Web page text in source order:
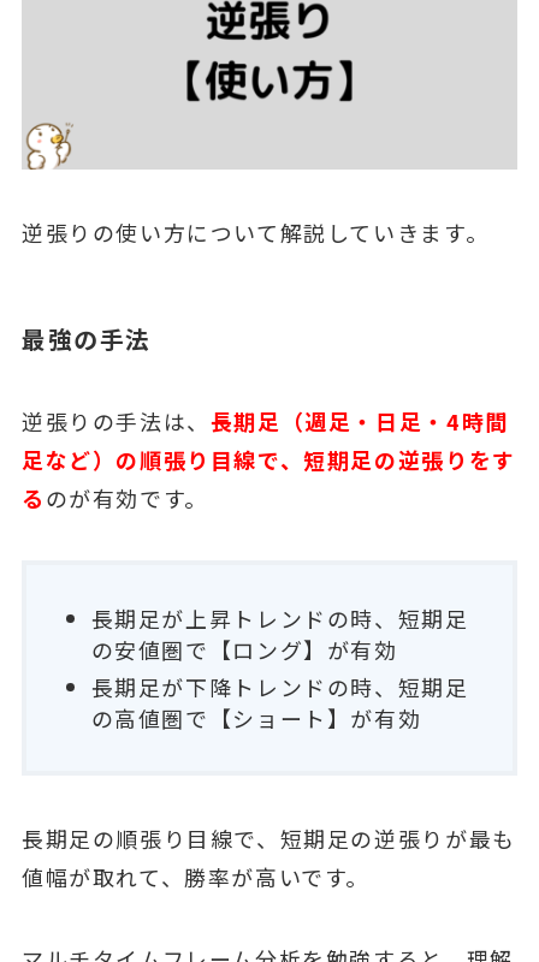
逆張りの使い方について解説していきます。
最強の手法
逆張りの手法は、 長期足（週足・日足・4時間
足など）の順張り目線で、短期足の逆張りをす
るのが有効です。
長期足が上昇トレンドの時、短期足
の安値圏で【ロング】が有効
長期足が下降トレンドの時、短期足
の高値圏で【ショート】が有効
長期足の順張り目線で、短期足の逆張りが最も
値幅が取れて、勝率が高いです。